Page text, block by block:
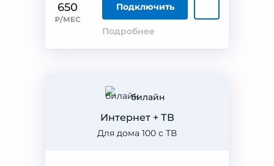
650
₽/МЕС
Подключить
Подробнее
билайн
Для дома 100 с ТВ
Интернет + ТВ